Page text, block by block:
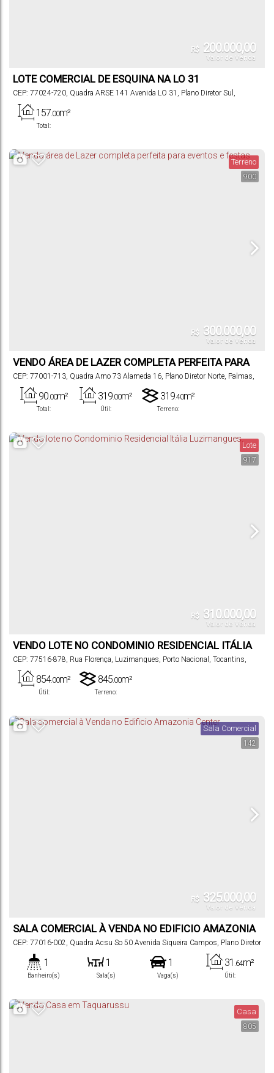
R$ 200.000,00
Valor de Venda
LOTE COMERCIAL DE ESQUINA NA LO 31
CEP: 77024-720, Quadra ARSE 141 Avenida LO 31 , Plano Diretor Sul ,
Total:
157.00m²
900
Terreno
R$ 300.000,00
Valor de Venda
VENDO ÁREA DE LAZER COMPLETA PERFEITA PARA
EVENTOS E FESTAS
CEP: 77001-713, Quadra Arno 73 Alameda 16, Plano Diretor Norte, Palmas,
Total:
90.00m²
Útil:
319 .00m²
Terreno:
319.40m²
917
Lote
R$ 310.000,00
Valor de Venda
VENDO LOTE NO CONDOMINIO RESIDENCIAL ITÁLIA
LUZIMANGUES.
CEP: 77516-878, Rua Florença, Luzimangues, Porto Nacional , Tocantins,
Útil:
854.00m²
Terreno:
845 .00m²
142
Sala Comercial
R$ 325.000,00
Valor de Venda
SALA COMERCIAL À VENDA NO EDIFICIO AMAZONIA
CENTER
CEP: 77016-002, Quadra Acsu So 50 Avenida Siqueira Campos, Plano Diretor
1
Banheiro(s)
1
Sala(s)
1
Vaga(s) Útil:
31 .64m²
805
Casa